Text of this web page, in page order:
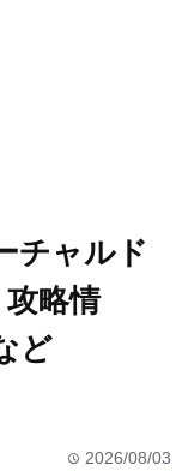
チャルド
略情
ど
time 2026/08/03